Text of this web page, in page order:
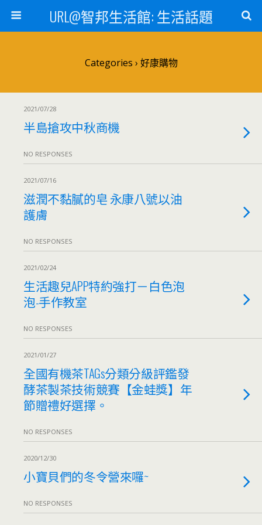
URL@智邦生活館: 生活話題
Categories › 好康購物
2021/07/28
半島搶攻中秋商機
NO RESPONSES
2021/07/16
滋潤不黏膩的皂 永康八號以油
護膚
NO RESPONSES
2021/02/24
生活趣兒APP特約強打－白色泡
泡-手作教室
NO RESPONSES
2021/01/27
全國有機茶TAGs分類分級評鑑發
酵茶製茶技術競賽【金蛙獎】年
節贈禮好選擇。
NO RESPONSES
2020/12/30
小寶貝們的冬令營來囉~
NO RESPONSES